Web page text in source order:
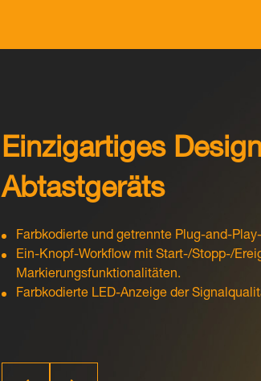
Einzigartiges
Abtastgeräts
Farbkodierte und getrennte Plug-and-
Ein-Knopf-Workflow mit Start-/Stopp-/
Markierungsfunktionalitäten.
Farbkodierte LED-Anzeige der